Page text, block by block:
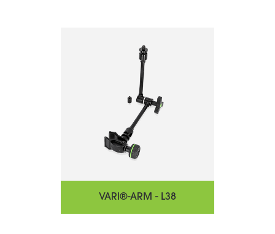
VARI®-ARM - L38